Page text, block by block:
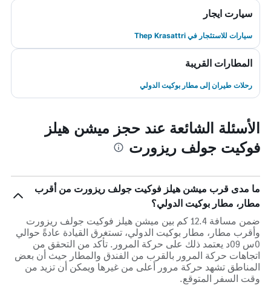
سيارت ايجار
سيارات للاستئجار في Thep Krasattri
المطارات القريبة
رحلات طيران إلى مطار بوكيت الدولي
الأسئلة الشائعة عند حجز ميشن هيلز
فوكيت جولف ريزورت
ما مدى قرب ميشن هيلز فوكيت جولف ريزورت من أقرب
مطار، مطار بوكيت الدولي؟
ضمن مسافة 12.4 كم بين ميشن هيلز فوكيت جولف ريزورت
وأقرب مطار، مطار بوكيت الدولي، تستغرق القيادة عادةً حوالي
0س 09د يعتمد ذلك على حركة المرور. تأكد من التحقق من
اتجاهات حركة المرور بالقرب من الفندق والمطار حيث أن بعض
المناطق تشهد حركة مرور أعلى من غيرها ويمكن أن تزيد من
وقت السفر المتوقع.